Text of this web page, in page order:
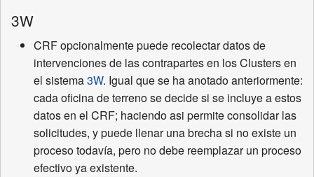
3W
CRF opcionalmente puede recolectar datos de
intervenciones de las contrapartes en los Clusters en
el sistema3W. Igual que se ha anotado anteriormente:
cada oficina de terreno se decide si se incluye a estos
datos en el CRF; haciendo asi permite consolidar las
solicitudes, y puede llenar una brecha si no existe un
proceso todavía, pero no debe reemplazar un proceso
efectivo ya existente.